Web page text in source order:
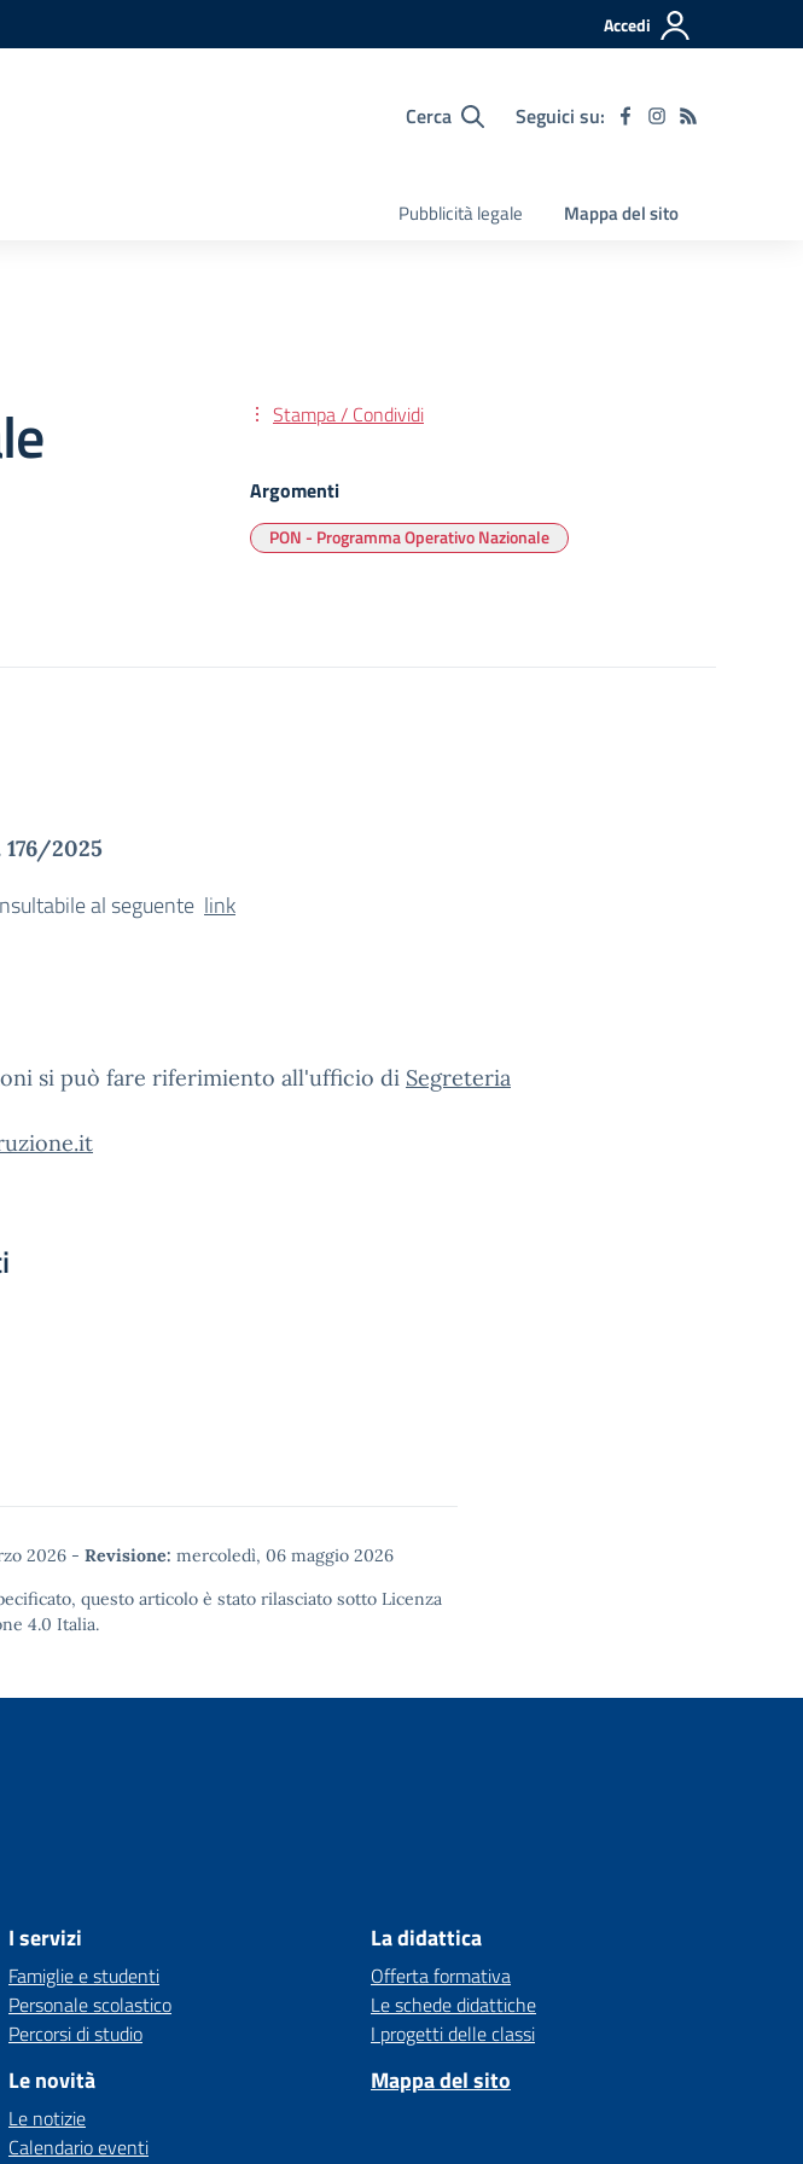
Accedi
Cerca Seguici su:
Pubblicità legale Mappa del sito
Stampa / Condividi
Argomenti
PON - Programma Operativo Nazionale
176/2025
al seguente link
si può fare riferimiento all'ufficio di Segreteria
2026 - Revisione: mercoledì, 06 maggio 2026
questo articolo è stato rilasciato sotto Licenza
4.0 Italia.
I servizi
Famiglie e studenti
Personale scolastico
Percorsi di studio
Le novità
Le notizie
Calendario eventi
La didattica
Offerta formativa
Le schede didattiche
I progetti delle classi
Mappa del sito